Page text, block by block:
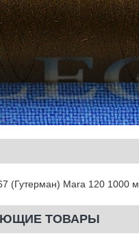
(Гутерман) Mara 120 1000
ТОВАРЫ